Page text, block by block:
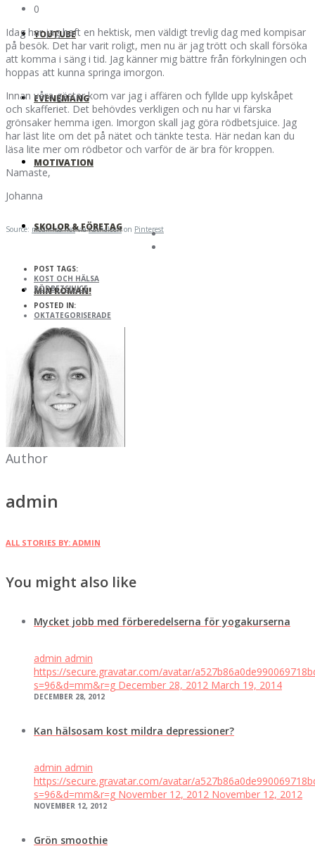
YOUTUBE
EVENEMANG
MOTIVATION
SKOLOR & FÖRETAG
MIN ROMAN!
0
Idag har jag haft en hektisk, men väldigt trevlig dag med kompisar
på besök. Det har varit roligt, men nu är jag trött och skall försöka
att komma i säng i tid. Jag känner mig bättre från förkylningen och
hoppas att kunna springa imorgon.
Innan våra gäster kom var jag i affären och fyllde upp kylskåpet
och skafferiet. Det behövdes verkligen och nu har vi färska
grönsaker hemma igen. Imorgon skall jag göra rödbetsjuice. Jag
har läst lite om det på nätet och tänkte testa. Här nedan kan du
läsa lite mer om rödbetor och varför de är bra för kroppen.
Namaste,
Johanna
Source: medimiss.netviaKathaleenon Pinterest
POST TAGS:
KOST OCH HÄLSA
RÖDBETSJUICE
POSTED IN:
OKTATEGORISERADE
Author
admin
ALL STORIES BY: ADMIN
You might also like
Mycket jobb med förberedelserna för yogakurserna
admin admin
https://secure.gravatar.com/avatar/
s=96&d=mm&r=g December 28, 2012 March 19, 2014
DECEMBER 28, 2012
Kan hälsosam kost mildra depressioner?
admin admin
https://secure.gravatar.com/avatar/
s=96&d=mm&r=g November 12, 2012 November 12, 2012
NOVEMBER 12, 2012
Grön smoothie